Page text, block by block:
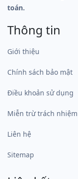
toán.
Thông tin
Giới thiệu
Chính sách bảo mật
Điều khoản sử dụng
Miễn trừ trách nhiệm
Liên hệ
Sitemap